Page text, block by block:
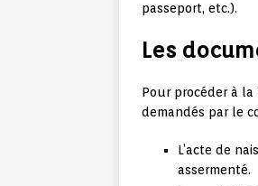
passeport, etc.).
Les
Pour procéder à
demandés par le
L’acte de
assermenté.